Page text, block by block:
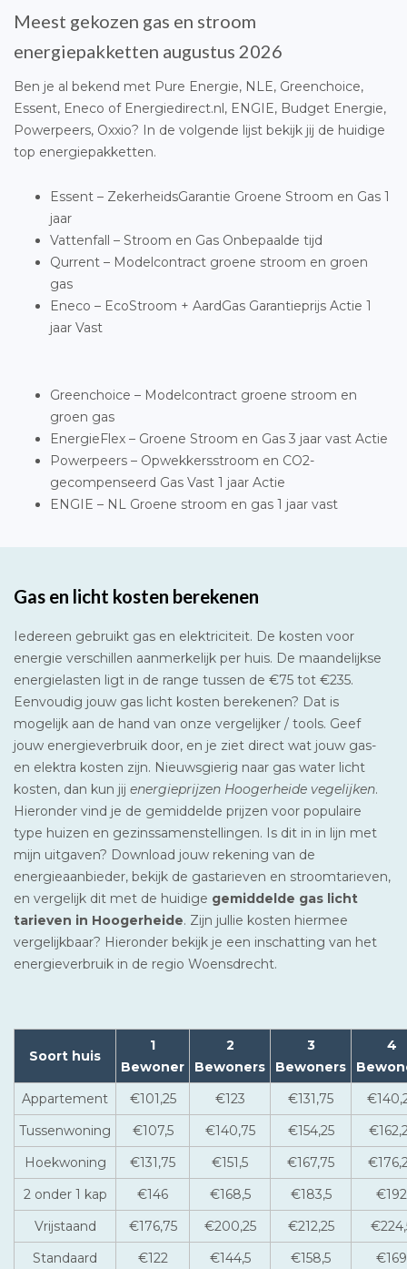
Meest gekozen gas en stroom
energiepakketten augustus 2026
Ben je al bekend met Pure Energie, NLE, Greenchoice,
Essent, Eneco of Energiedirect.nl, ENGIE, Budget Energie,
Powerpeers, Oxxio? In de volgende lijst bekijk jij de huidige
top energiepakketten.
Essent – ZekerheidsGarantie Groene Stroom en Gas 1
jaar
Vattenfall – Stroom en Gas Onbepaalde tijd
Qurrent – Modelcontract groene stroom en groen
gas
Eneco – EcoStroom + AardGas Garantieprijs Actie 1
jaar Vast
Greenchoice – Modelcontract groene stroom en
groen gas
EnergieFlex – Groene Stroom en Gas 3 jaar vast Actie
Powerpeers – Opwekkersstroom en CO2-
gecompenseerd Gas Vast 1 jaar Actie
ENGIE – NL Groene stroom en gas 1 jaar vast
Gas en licht kosten berekenen
Iedereen gebruikt gas en elektriciteit. De kosten voor
energie verschillen aanmerkelijk per huis. De maandelijkse
energielasten ligt in de range tussen de €75 tot €235.
Eenvoudig jouw gas licht kosten berekenen? Dat is
mogelijk aan de hand van onze vergelijker / tools. Geef
jouw energieverbruik door, en je ziet direct wat jouw gas-
en elektra kosten zijn. Nieuwsgierig naar gas water licht
kosten, dan kun jij energieprijzen Hoogerheide vegelijken.
Hieronder vind je de gemiddelde prijzen voor populaire
type huizen en gezinssamenstellingen. Is dit in in lijn met
mijn uitgaven? Download jouw rekening van de
energieaanbieder, bekijk de gastarieven en stroomtarieven,
en vergelijk dit met de huidige gemiddelde gas licht
tarieven in Hoogerheide. Zijn jullie kosten hiermee
vergelijkbaar? Hieronder bekijk je een inschatting van het
energieverbruik in de regio Woensdrecht.
Soort huis
1
Bewoner
2
Bewoners
3
Bewoners
4
Appartement
€101,25 €123 €131,75
Tussenwoning
€107,5 €140,75 €154,25
Hoekwoning
€131,75 €151,5 €167,75
2 onder 1 kap
€146 €168,5 €183,5
€192
Vrijstaand
€176,75 €200,25 €212,25
Standaard
€122 €144,5 €158,5 €169